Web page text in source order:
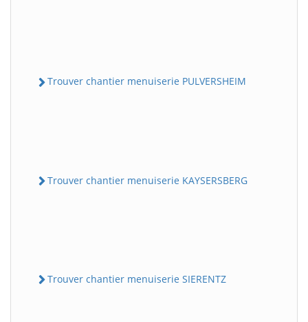
Trouver chantier menuiserie PULVERSHEIM
Trouver chantier menuiserie KAYSERSBERG
Trouver chantier menuiserie SIERENTZ